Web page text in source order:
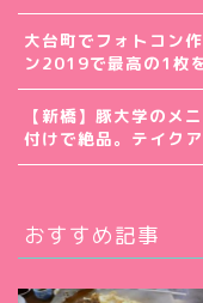
大台町でフォトコン
ン2019で最高の1枚
【新橋】豚大学のメ
付けで絶品。テイク
おすすめ記事